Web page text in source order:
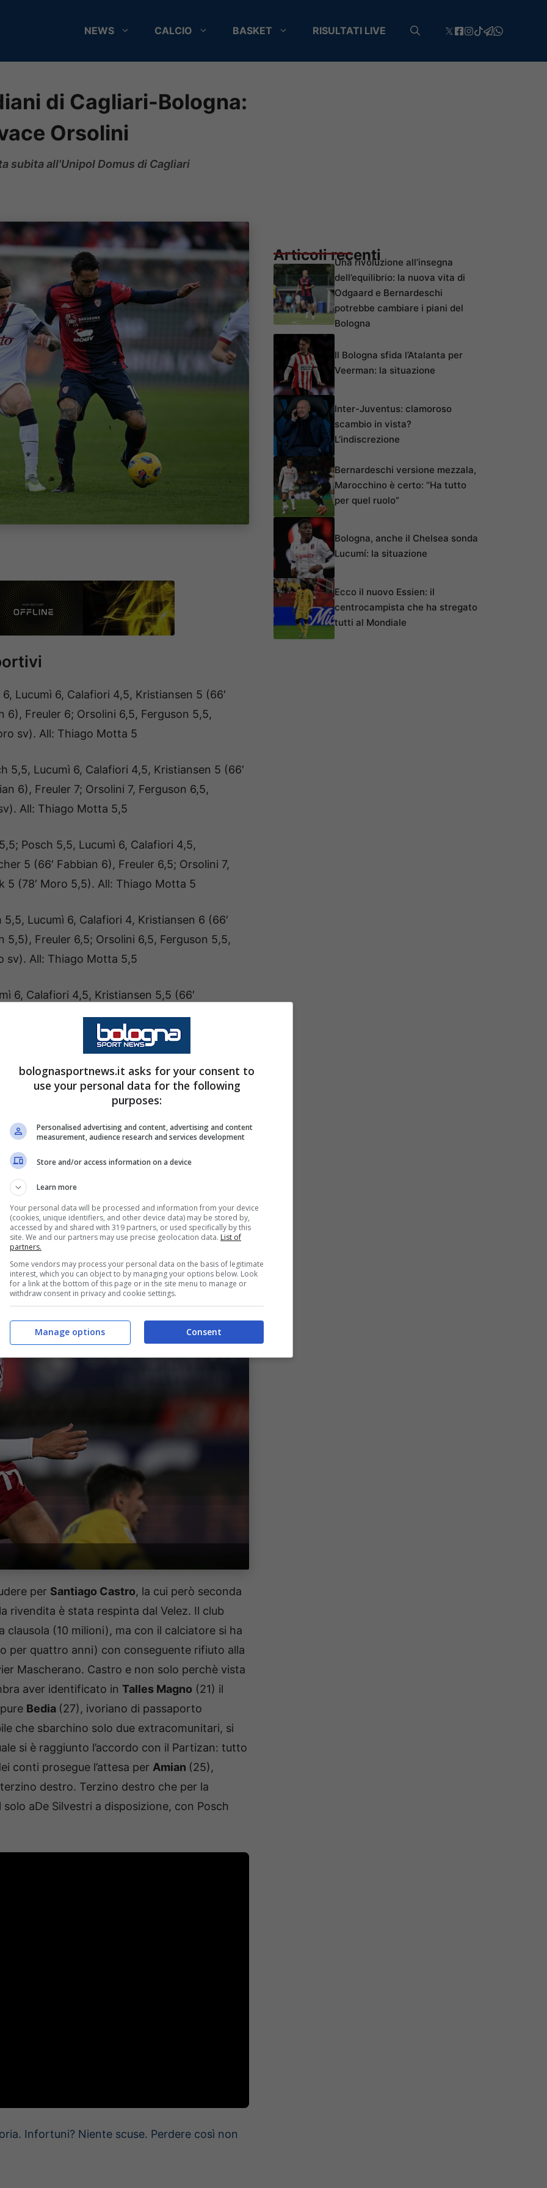
NEWS CALCIO BASKET RISULTATI LIVE
di Cagliari-Bologna:
Orsolini
subita all'Unipol Domus di Cagliari
Lucumì 6, Calafiori 4,5, Kristiansen 5 (66′
6), Freuler 6; Orsolini 6,5, Ferguson 5,5,
sv). All: Thiago Motta 5
5,5, Lucumì 6, Calafiori 4,5, Kristiansen 5 (66′
6), Freuler 7; Orsolini 7, Ferguson 6,5,
All: Thiago Motta 5,5
Posch 5,5, Lucumì 6, Calafiori 4,5,
5 (66′ Fabbian 6), Freuler 6,5; Orsolini 7,
5 (78′ Moro 5,5). All: Thiago Motta 5
Lucumì 6, Calafiori 4, Kristiansen 6 (66′
5,5), Freuler 6,5; Orsolini 6,5, Ferguson 5,5,
sv). All: Thiago Motta 5,5
6, Calafiori 4,5, Kristiansen 5,5 (66′
6), Freuler 6,5; Orsolini 6,5, Ferguson 5,5,
sv). All: Thiago Motta 6
le difficoltà del Bologna, in zona gol e non.
si è visto poi rimontare e non ha più trovato
quantomeno al pareggio. IlCagliariha
ha alzato la testa e ha reagitocome chiesto
le parti hanno premiato alla fine i
in primis l’attaccante più in hype di
non si è dimostrato all’altezza non di
di poter interagire con i compagni.
per Santiago Castro, la cui però seconda
rivendita è stata respinta dal Velez. Il club
clausola (10 milioni), ma con il calciatore si ha
per quattro anni) con conseguente rifiuto alla
Mascherano. Castro e non solo perchè vista
aver identificato in Talles Magno (21) il
Bedia (27), ivoriano di passaporto
che sbarchino solo due extracomunitari, si
si è raggiunto l’accordo con il Partizan: tutto
conti prosegue l’attesa per Amian (25),
destro. Terzino destro che per la
aDe Silvestri a disposizione, con Posch
Infortuni? Niente scuse. Perdere così non
Articoli recentiUna rivoluzione all’insegna
dell’equilibrio: la nuova vita di
Odgaard e Bernardeschi
potrebbe cambiare i piani del
Bologna
Il Bologna sfida l’Atalanta per
Veerman: la situazione
Inter-Juventus: clamoroso
scambio in vista?
L’indiscrezione
Bernardeschi versione mezzala,
Marocchino è certo: “Ha tutto
per quel ruolo”
Bologna, anche il Chelsea sonda
Lucumí: la situazione
Ecco il nuovo Essien: il
centrocampista che ha stregato
tutti al Mondiale
bolognasportnews.it asks for your consent to
use your personal data for the following
purposes:
Personalised advertising and content, advertising and content
measurement, audience research and services development
Store and/or access information on a device
Learn more
Your personal data will be processed and information from your device
(cookies, unique identifiers, and other device data) may be stored by,
accessed by and shared with 319 partners, or used specifically by this
site. We and our partners may use precise geolocation data. List of
partners.
Some vendors may process your personal data on the basis of legitimate
interest, which you can object to by managing your options below. Look
for a link at the bottom of this page or in the site menu to manage or
withdraw consent in privacy and cookie settings.
Consent
Manage options